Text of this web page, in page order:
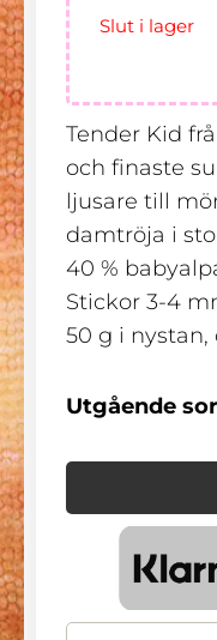
Slut i lager
Tender Kid
och finaste
ljusare till
damtröja i
40 %
Stickor 3-4
50 g i nystan,
Utgående